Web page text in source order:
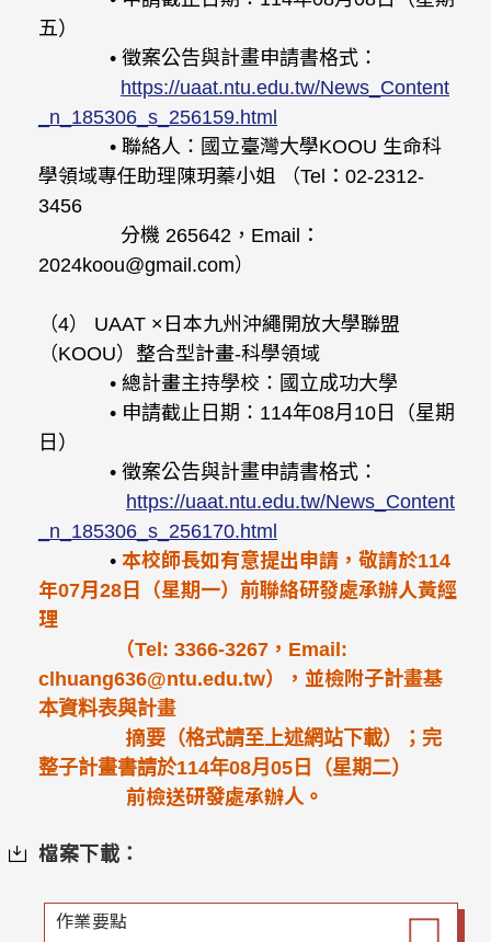
五）
• 徵案公告與計畫申請書格式：
https://uaat.ntu.edu.tw/News_Content
_n_185306_s_256159.html
• 聯絡人：國立臺灣大學KOOU 生命科
學領域專任助理陳玥蓁小姐 （Tel：02-2312-
3456
分機 265642，Email：
2024koou@gmail.com）
（4） UAAT ×日本九州沖繩開放大學聯盟
（KOOU）整合型計畫-科學領域
• 總計畫主持學校：國立成功大學
• 申請截止日期：114年08月10日（星期
日）
• 徵案公告與計畫申請書格式：
https://uaat.ntu.edu.tw/News_Content
_n_185306_s_256170.html
• 本校師長如有意提出申請，敬請於114
年07月28日（星期一）前聯絡研發處承辦人黃經
理
（Tel: 3366-3267，Email:
clhuang636@ntu.edu.tw），並檢附子計畫基
本資料表與計畫
摘要（格式請至上述網站下載）；完
整子計畫書請於114年08月05日（星期二）
前檢送研發處承辦人。
檔案下載：
作業要點